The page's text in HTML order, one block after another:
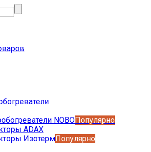
NOBOПопулярно
ADAX
ИзотермПопулярно